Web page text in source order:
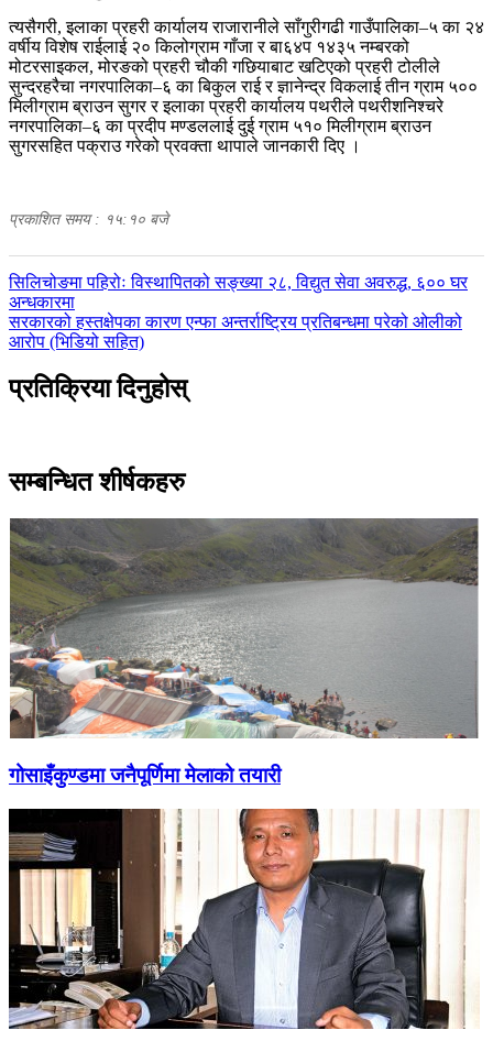
त्यसैगरी, इलाका प्रहरी कार्यालय राजारानीले साँगुरीगढी गाउँपालिका–५ का २४
वर्षीय विशेष राईलाई २० किलोग्राम गाँजा र बा६४प १४३५ नम्बरको
मोटरसाइकल, मोरङको प्रहरी चौकी गछियाबाट खटिएको प्रहरी टोलीले
सुन्दरहरैचा नगरपालिका–६ का बिकुल राई र ज्ञानेन्द्र विकलाई तीन ग्राम ५००
मिलीग्राम ब्राउन सुगर र इलाका प्रहरी कार्यालय पथरीले पथरीशनिश्चरे
नगरपालिका–६ का प्रदीप मण्डललाई दुई ग्राम ५१० मिलीग्राम ब्राउन
सुगरसहित पक्राउ गरेको प्रवक्ता थापाले जानकारी दिए ।
प्रकाशित समय : १५:१० बजे
पछिल्लाे
-
सिलिचोङमा पहिरोः विस्थापितको सङ्ख्या २८, विद्युत सेवा अवरुद्ध, ६०० घर
अन्धकारमा
अघिल्लाे
-
सरकारको हस्तक्षेपका कारण एन्फा अन्तर्राष्ट्रिय प्रतिबन्धमा परेको ओलीको
आरोप (भिडियो सहित)
प्रतिक्रिया दिनुहोस्
सम्बन्धित शीर्षकहरु
गोसाइँकुण्डमा जनैपूर्णिमा मेलाको तयारी